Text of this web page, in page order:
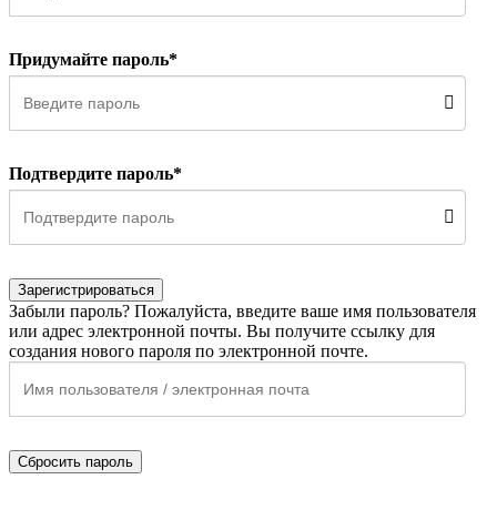
Придумайте пароль*
Подтвердите пароль*
Зарегистрироваться
Забыли пароль? Пожалуйста, введите ваше имя пользователя
или адрес электронной почты. Вы получите ссылку для
создания нового пароля по электронной почте.
Сбросить пароль